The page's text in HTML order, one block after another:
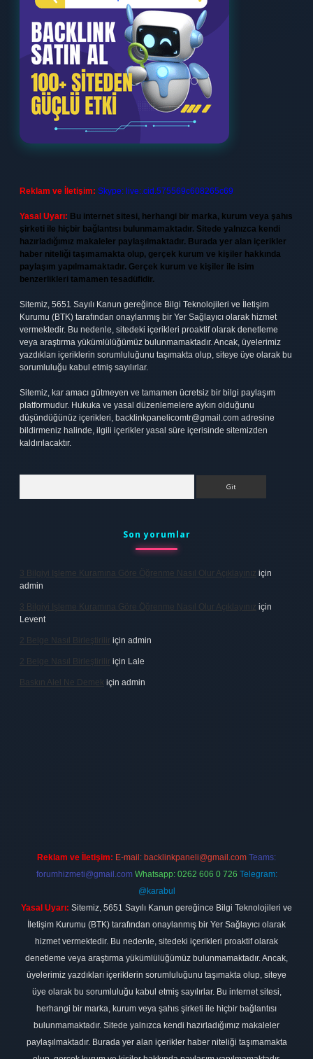
Reklam ve İletişim: Skype: live:.cid.575569c608265c69
Yasal Uyarı: Bu internet sitesi, herhangi bir marka, kurum veya şahıs
şirketi ile hiçbir bağlantısı bulunmamaktadır. Sitede yalnızca kendi
hazırladığımız makaleler paylaşılmaktadır. Burada yer alan içerikler
haber niteliği taşımamakta olup, gerçek kurum ve kişiler hakkında
paylaşım yapılmamaktadır. Gerçek kurum ve kişiler ile isim
benzerlikleri tamamen tesadüfidir.
Sitemiz, 5651 Sayılı Kanun gereğince Bilgi Teknolojileri ve İletişim
Kurumu (BTK) tarafından onaylanmış bir Yer Sağlayıcı olarak hizmet
vermektedir. Bu nedenle, sitedeki içerikleri proaktif olarak denetleme
veya araştırma yükümlülüğümüz bulunmamaktadır. Ancak, üyelerimiz
yazdıkları içeriklerin sorumluluğunu taşımakta olup, siteye üye olarak bu
sorumluluğu kabul etmiş sayılırlar.
Sitemiz, kar amacı gütmeyen ve tamamen ücretsiz bir bilgi paylaşım
platformudur. Hukuka ve yasal düzenlemelere aykırı olduğunu
düşündüğünüz içerikleri, backlinkpanelicomtr@gmail.com adresine
bildirmeniz halinde, ilgili içerikler yasal süre içerisinde sitemizden
kaldırılacaktır.
Son yorumlar
3 Bilgiyi Işleme Kuramına Göre Öğrenme Nasıl Olur Açıklayınız için
admin
3 Bilgiyi Işleme Kuramına Göre Öğrenme Nasıl Olur Açıklayınız için
Levent
2 Belge Nasıl Birleştirilir için admin
2 Belge Nasıl Birleştirilir için Lale
Baskın Alel Ne Demek için admin
Reklam ve İletişim: E-mail: backlinkpaneli@gmail.com Teams:
forumhizmeti@gmail.com Whatsapp: 0262 606 0 726 Telegram:
@karabul
Yasal Uyarı: Sitemiz, 5651 Sayılı Kanun gereğince Bilgi Teknolojileri ve
İletişim Kurumu (BTK) tarafından onaylanmış bir Yer Sağlayıcı olarak
hizmet vermektedir. Bu nedenle, sitedeki içerikleri proaktif olarak
denetleme veya araştırma yükümlülüğümüz bulunmamaktadır. Ancak,
üyelerimiz yazdıkları içeriklerin sorumluluğunu taşımakta olup, siteye
üye olarak bu sorumluluğu kabul etmiş sayılırlar. Bu internet sitesi,
herhangi bir marka, kurum veya şahıs şirketi ile hiçbir bağlantısı
bulunmamaktadır. Sitede yalnızca kendi hazırladığımız makaleler
paylaşılmaktadır. Burada yer alan içerikler haber niteliği taşımamakta